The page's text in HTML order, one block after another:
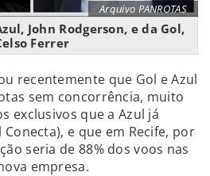
Arquivo PANROTAS
John Rodgerson, e da Gol,
Ferrer
recentemente que Gol e Azul
sem concorrência, muito
exclusivos que a Azul já
e que em Recife, por
seria de 88% dos voos nas
empresa.